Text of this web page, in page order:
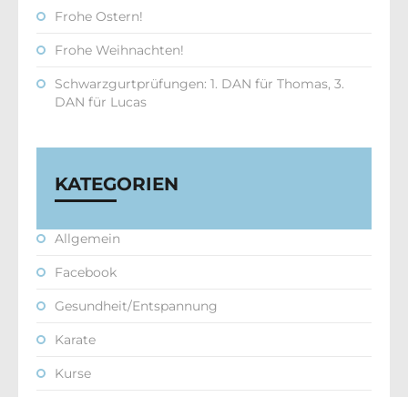
Frohe Ostern!
Frohe Weihnachten!
Schwarzgurtprüfungen: 1. DAN für Thomas, 3.
DAN für Lucas
KATEGORIEN
Allgemein
Facebook
Gesundheit/Entspannung
Karate
Kurse